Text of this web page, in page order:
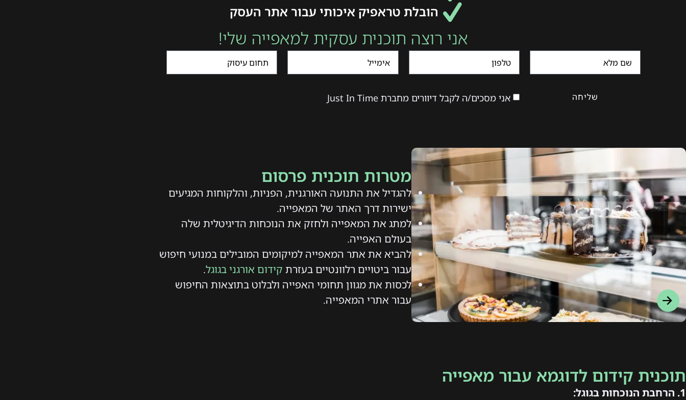
הובלת טראפיק איכותי עבור אתר העסק
אני רוצה תוכנית עסקית למאפייה שלי!
אני מסכים/ה לקבל דיוורים מחברת Just In Time שליחה
מטרות תוכנית פרסום
להגדיל את התנועה האורגנית, הפניות, והלקוחות המגיעים
ישירות דרך האתר של המאפייה.
למתג את המאפייה ולחזק את הנוכחות הדיגיטלית שלה
בעולם האפייה.
להביא את אתר המאפייה למיקומים המובילים במנועי חיפוש
עבור ביטויים רלוונטיים בעזרת קידום אורגני בגוגל.
לכסות את מגוון תחומי האפייה ולבלוט בתוצאות החיפוש
עבור אתרי המאפייה.
תוכנית קידום לדוגמא עבור מאפייה
1. הרחבת הנוכחות בגוגל: